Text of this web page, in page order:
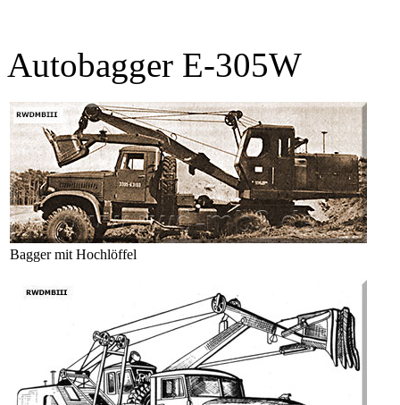
Autobagger E-305W
Bagger mit Hochlöffel